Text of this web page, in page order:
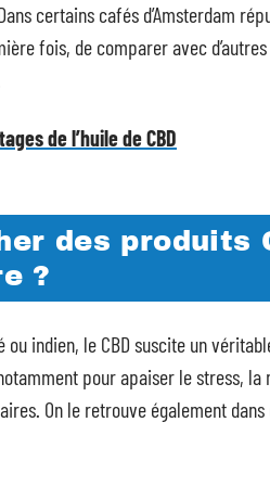
certains cafés d’Amsterdam
fois, de comparer avec
de l’huile de CBD
des produits
?
ou indien, le CBD suscite un
pour apaiser le stress,
On le retrouve également